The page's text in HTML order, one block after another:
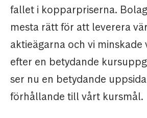
fallet i kopparpriserna.
mesta rätt för att leverera
aktieägarna och vi minskade
efter en betydande
ser nu en betydande
förhållande till vårt kursmål.